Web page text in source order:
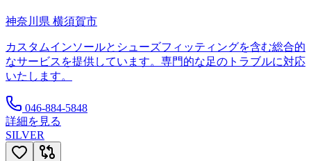
神奈川県 横須賀市
カスタムインソールとシューズフィッティングを含む総合的
なサービスを提供しています。専門的な足のトラブルに対応
いたします。
046-884-5848
詳細を見る
SILVER